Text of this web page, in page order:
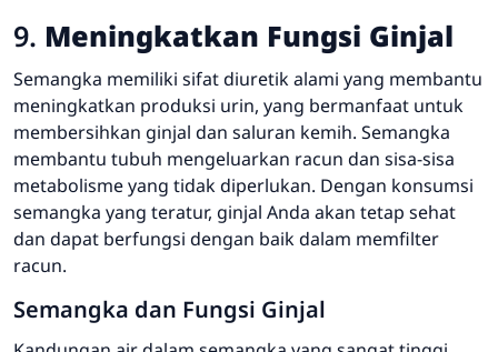
9. Meningkatkan Fungsi Ginjal
Semangka memiliki sifat diuretik alami yang membantu
meningkatkan produksi urin, yang bermanfaat untuk
membersihkan ginjal dan saluran kemih. Semangka
membantu tubuh mengeluarkan racun dan sisa-sisa
metabolisme yang tidak diperlukan. Dengan konsumsi
semangka yang teratur, ginjal Anda akan tetap sehat
dan dapat berfungsi dengan baik dalam memfilter
racun.
Semangka dan Fungsi Ginjal